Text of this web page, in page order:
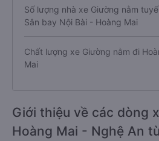
Số lượng nhà xe Giường nằm
Sân bay Nội Bài - Hoàng Mai
Chất lượng xe Giường nằm đi
Mai
Giới thiệu về các dòng
Hoàng Mai - Nghệ An